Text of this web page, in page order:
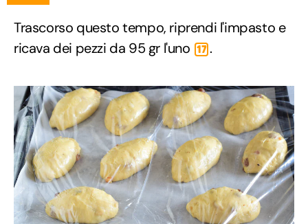
Trascorso questo tempo, riprendi l'impasto e
ricava dei pezzi da 95 gr l'uno 17 .